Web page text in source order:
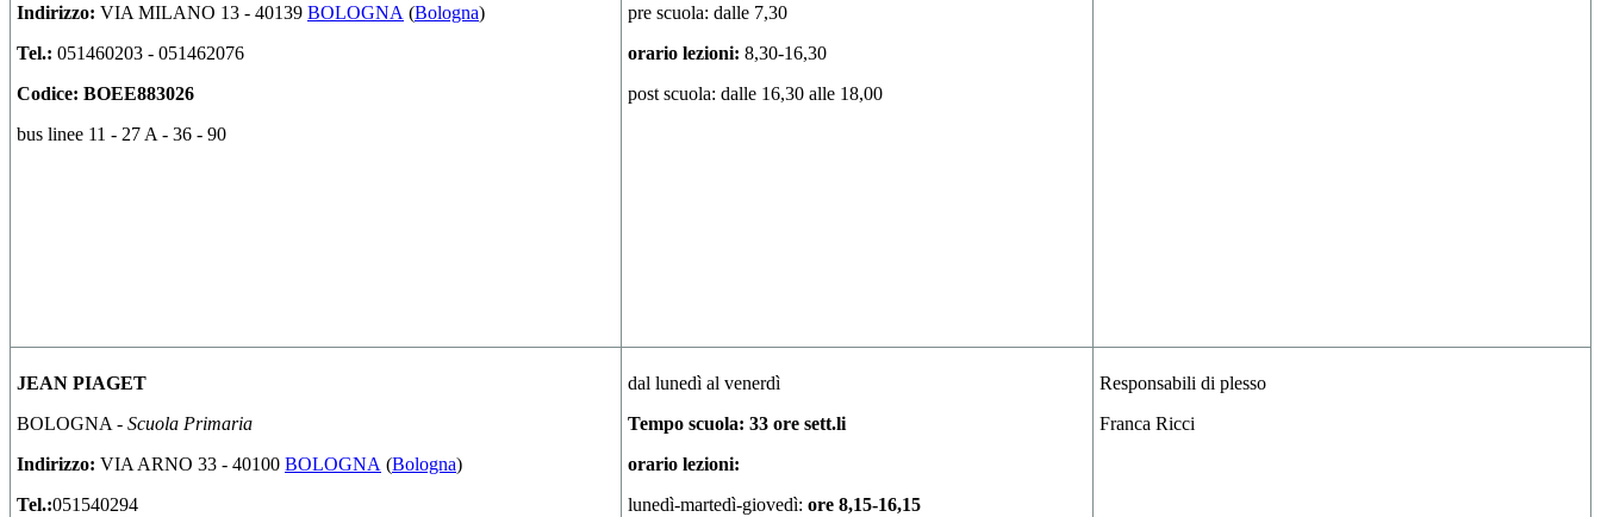
Indirizzo: VIA MILANO 13 - 40139 BOLOGNA (Bologna)
Tel.: 051460203 - 051462076
Codice: BOEE883026
bus linee 11 - 27 A - 36 - 90
pre scuola: dalle 7,30
orario lezioni: 8,30-16,30
post scuola: dalle 16,30 alle 18,00
JEAN PIAGET
BOLOGNA - Scuola Primaria
Indirizzo: VIA ARNO 33 - 40100 BOLOGNA (Bologna)
Tel.:051540294
dal lunedì al venerdì
Tempo scuola: 33 ore sett.li
orario lezioni:
lunedì-martedì-giovedì: ore 8,15-16,15
Responsabili di plesso
Franca Ricci